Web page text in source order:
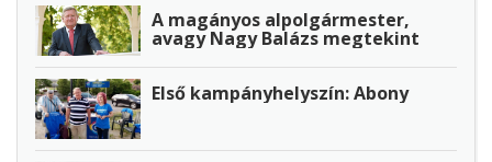
A magányos alpolgármester,
avagy Nagy Balázs megtekint
Első kampányhelyszín: Abony